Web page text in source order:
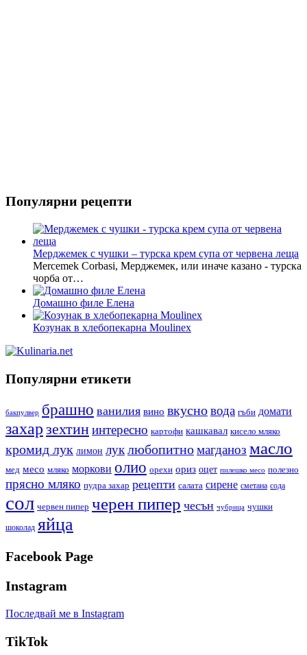
Популярни рецепти
Мерджемек с чушки – турска крем супа от червена леща
Mercemek Corbasi, Мерджемек, или иначе казано - турска
чорба от…
Домашно филе Елена
Козунак в хлебопекарна Moulinex
Популярни етикети
бакпулвер брашно ванилия вино вкусновода гъби домати
захар зехтининтересно картофи кашкавал кисело мляко
кромид лук лимон луклюбопитномагданоз масло
мед месо мляко моркови олио орехи ориз оцет пилешко месо полезно
прясно мляко пудра захар рецепти салата сирене сметана сода
сол червен пипер черен пипер чесън чубрица чушки
шоколад яйца
Facebook Page
Instagram
Последвай ме в Instagram
TikTok